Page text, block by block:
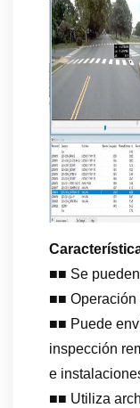
■■ Se
■■
■■ Puede
inspección
e
■■ Utiliza